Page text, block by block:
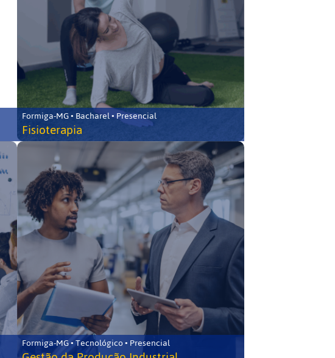
Formiga-MG • Bacharel • Presencial
Fisioterapia
Formiga-MG • Tecnológico • Presencial